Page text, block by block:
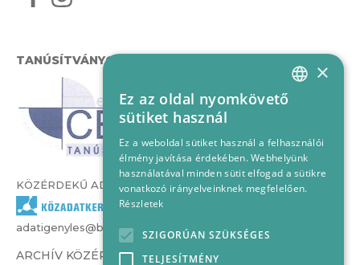
TANÚSÍTVÁNYOK
KÖZÉRDEKŰ ADATOK
adatigenyles@bvcs.hu
ARCHÍV KÖZÉRDEKŰ ADATOK –
HUNGARIAN
×
Ez az oldal nyomkövető
sütiket használ
Ez a weboldal sütiket használ a felhasználói
élmény javítása érdekében. Webhelyünk
használatával minden sütit elfogad a sütikre
vonatkozó irányelveinknek megfelelően.
Részletek
SZIGORÚAN SZÜKSÉGES
TELJESÍTMÉNY